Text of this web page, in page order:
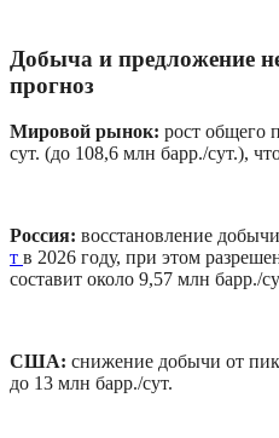
Добыча и предложение
прогноз
Мировой рынок: рост общего
сут. (до 108,6 млн барр./сут.),
Россия: восстановление
т в 2026 году, при этом
составит около 9,57 млн барр./
США: снижение добычи от
до 13 млн барр./сут.